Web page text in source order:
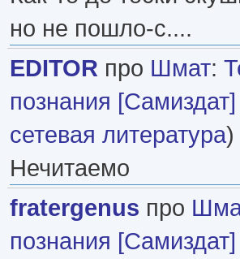
но не пошло-с....
EDITOR про Шмат:
познания [Самиздат]
сетевая литература)
Нечитаемо
fratergenus про
познания [Самиздат]